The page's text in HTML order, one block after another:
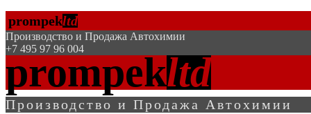
prompekltd
Производство и Продажа Автохимии
+7 495 97 96 004
prompekltd
Производство и Продажа Автохимии